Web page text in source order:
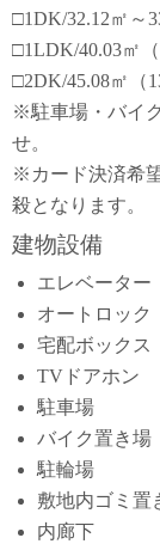
□1DK/32.12㎡～
□1LDK/40.03㎡（
□2DK/45.08㎡（
※駐車場・バイ
せ。
※カード決済希
殺となります。
建物設備
エレベーター
オートロック
宅配ボックス
TVドアホン
駐車場
バイク置き場
駐輪場
敷地内ゴミ置
内廊下